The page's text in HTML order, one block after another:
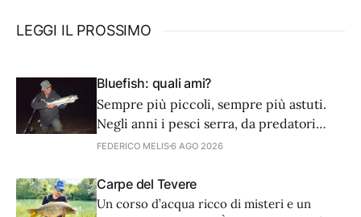
LEGGI IL PROSSIMO
Bluefish: quali ami?
Sempre più piccoli, sempre più astuti.
Negli anni i pesci serra, da predatori
golosi e avventati, sembra siano diventati
dobbiamo adattare tecnica e
attrezzatura. Partiamo dagli ami.
FEDERICO MELIS6 AGO 2026
Carpe del Tevere
Un corso d’acqua ricco di misteri e un